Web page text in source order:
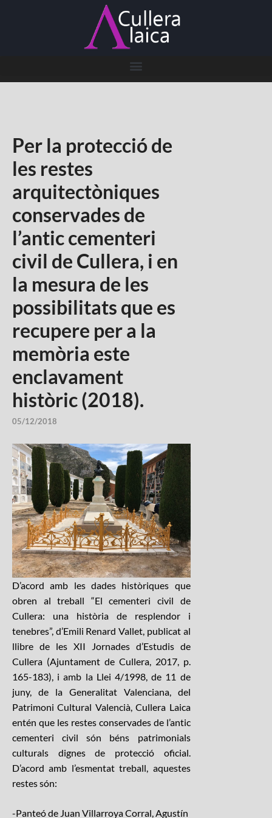
Per la protecció de
les restes
arquitectòniques
conservades de
l’antic cementeri
civil de Cullera, i en
la mesura de les
possibilitats que es
recupere per a la
memòria este
enclavament
històric (2018).
05/12/2018
D’acord amb les dades històriques que
obren al treball “El cementeri civil de
Cullera: una història de resplendor i
tenebres”, d’Emili Renard Vallet, publicat al
llibre de les XII Jornades d’Estudis de
Cullera (Ajuntament de Cullera, 2017, p.
165-183), i amb la Llei 4/1998, de 11 de
juny, de la Generalitat Valenciana, del
Patrimoni Cultural Valencià, Cullera Laica
entén que les restes conservades de l’antic
cementeri civil són béns patrimonials
culturals dignes de protecció oficial.
D’acord amb l’esmentat treball, aquestes
restes són:
-Panteó de Juan Villarroya Corral, Agustín